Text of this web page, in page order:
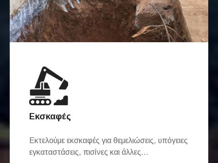
Εκσκαφές
Εκτελούμε εκσκαφές για θεμελιώσεις, υπόγειες
εγκαταστάσεις, πισίνες και άλλες...